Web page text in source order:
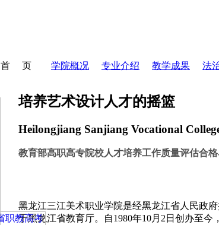
首 页 学院概况 专业介绍 教学成果 法
培养艺术设计人才的摇篮
Heilongjiang Sanjiang Vocational
教育部高职高专院校人才培养工作质量评估合
黑龙江三江美术职业学院是经黑龙江省人民政
于黑龙江省教育厅。自1980年10月2日创办至